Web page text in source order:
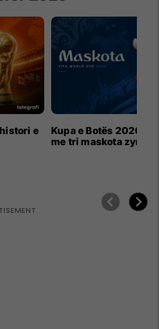
e
Kupa e Botës 2026
me tri maskota zyrtare